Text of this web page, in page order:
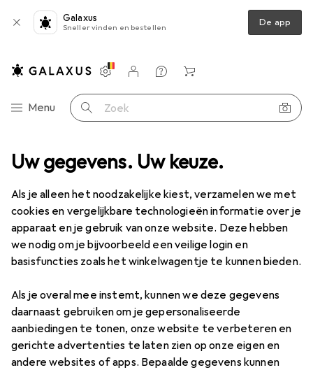
Uw gegevens. Uw keuze.
Als je alleen het noodzakelijke kiest, verzamelen we met
cookies en vergelijkbare technologieën informatie over je
apparaat en je gebruik van onze website. Deze hebben
we nodig om je bijvoorbeeld een veilige login en
basisfuncties zoals het winkelwagentje te kunnen bieden.
Als je overal mee instemt, kunnen we deze gegevens
daarnaast gebruiken om je gepersonaliseerde
aanbiedingen te tonen, onze website te verbeteren en
gerichte advertenties te laten zien op onze eigen en
andere websites of apps. Bepaalde gegevens kunnen
Galaxus
Sneller vinden en bestellen De app
Categorie navigatie
Menu Zoek op
Instellingen
Klantenaccount
Produktvergelijking
Verlanglijstje
Winkelmandje
Productassortiment Wonen Opslag + Orde
Opslag + Orde
OntdekForum